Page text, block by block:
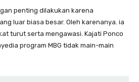
penting dilakukan karena
luar biasa besar. Oleh karenanya. ia
turut serta mengawasi. Kajati Ponco
program MBG tidak main-main